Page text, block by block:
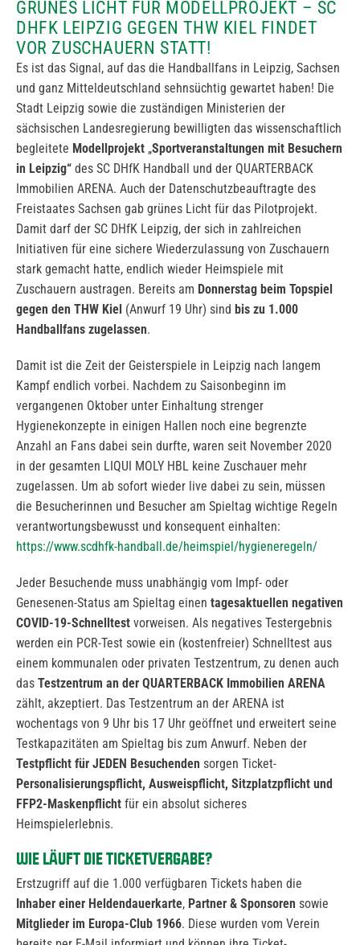
GRÜNES LICHT FÜR MODELLPROJEKT – SC
DHFK LEIPZIG GEGEN THW KIEL FINDET
VOR ZUSCHAUERN STATT!
Es ist das Signal, auf das die Handballfans in Leipzig, Sachsen
und ganz Mitteldeutschland sehnsüchtig gewartet haben! Die
Stadt Leipzig sowie die zuständigen Ministerien der
sächsischen Landesregierung bewilligten das wissenschaftlich
begleitete Modellprojekt „Sportveranstaltungen mit Besuchern
in Leipzig“ des SC DHfK Handball und der QUARTERBACK
Immobilien ARENA. Auch der Datenschutzbeauftragte des
Freistaates Sachsen gab grünes Licht für das Pilotprojekt.
Damit darf der SC DHfK Leipzig, der sich in zahlreichen
Initiativen für eine sichere Wiederzulassung von Zuschauern
stark gemacht hatte, endlich wieder Heimspiele mit
Zuschauern austragen. Bereits am Donnerstag beim Topspiel
gegen den THW Kiel (Anwurf 19 Uhr) sind bis zu 1.000
Handballfans zugelassen.
Damit ist die Zeit der Geisterspiele in Leipzig nach langem
Kampf endlich vorbei. Nachdem zu Saisonbeginn im
vergangenen Oktober unter Einhaltung strenger
Hygienekonzepte in einigen Hallen noch eine begrenzte
Anzahl an Fans dabei sein durfte, waren seit November 2020
in der gesamten LIQUI MOLY HBL keine Zuschauer mehr
zugelassen. Um ab sofort wieder live dabei zu sein, müssen
die Besucherinnen und Besucher am Spieltag wichtige Regeln
verantwortungsbewusst und konsequent einhalten:
https://www.scdhfk-handball.de/heimspiel/hygieneregeln/
Jeder Besuchende muss unabhängig vom Impf- oder
Genesenen-Status am Spieltag einen tagesaktuellen negativen
COVID-19-Schnelltest vorweisen. Als negatives Testergebnis
werden ein PCR-Test sowie ein (kostenfreier) Schnelltest aus
einem kommunalen oder privaten Testzentrum, zu denen auch
das Testzentrum an der QUARTERBACK Immobilien ARENA
zählt, akzeptiert. Das Testzentrum an der ARENA ist
wochentags von 9 Uhr bis 17 Uhr geöffnet und erweitert seine
Testkapazitäten am Spieltag bis zum Anwurf. Neben der
Testpflicht für JEDEN Besuchenden sorgen Ticket-
Personalisierungspflicht, Ausweispflicht, Sitzplatzpflicht und
FFP2-Maskenpflicht für ein absolut sicheres
Heimspielerlebnis.
WIE LÄUFT DIE TICKETVERGABE?
Erstzugriff auf die 1.000 verfügbaren Tickets haben die
Inhaber einer Heldendauerkarte, Partner & Sponsoren sowie
Mitglieder im Europa-Club 1966. Diese wurden vom Verein